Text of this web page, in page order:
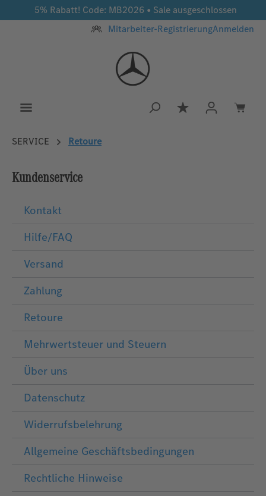
Zum Hauptinhalt springen
5% Rabatt! Code: MB2026 • Sale ausgeschlossen
Mitarbeiter-RegistrierungAnmelden
Du hast 0
SERVICE Retoure
Kundenservice
Kontakt
Hilfe/FAQ
Versand
Zahlung
Retoure
Mehrwertsteuer und Steuern
Über uns
Datenschutz
Widerrufsbelehrung
Allgemeine Geschäftsbedingungen
Rechtliche Hinweise